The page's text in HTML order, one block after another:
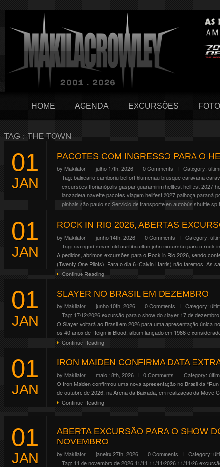
HOME AGENDA EXCURSÕES
TAG : THE TOWN
01
JAN
PACOTES COM INGRESSO PARA O
by Makilator julho 17th, 2026 0 Comments Category:
Tag: balneario camboriubelfortblumenaubrusquecaravana
excursões florianópolis gasparguaramirimhellfesthellfest 2027
lanzaderanavettepacotes viagem hellfest 2027palhoçaparaná
pinhais são paulosc Servicio de transporte en autobús shuttlesp
Altar . Crypt . Forge . Mainstage 01 . Mainstage 02 . Riot . Temple
01
JAN
ROCK IN RIO 2026, ABERTAS
by Makilator junho 14th, 2026 0 Comments Category:
Tag: avenged sevenfoldcuritibaelton johnexcursão para o rock
A pedidos, abrimos excursões para o Rock in Rio 2026, sendo
(Twenty One Pilots). Para o dia 6 (Calvin Harris) não faremos. As
Continue Reading
01
JAN
SLAYER NO BRASIL EM DEZEMBRO
by Makilator junho 10th, 2026 0 Comments Category:
Tag: 17/12/2026excursão para o show do slayer 17 de dezembro
O Slayer voltará ao Brasil em 2026 para uma apresentação única
os 40 anos de Reign in Blood, álbum lançado em 1986 e
Continue Reading
01
JAN
IRON MAIDEN CONFIRMA DATA
by Makilator maio 18th, 2026 0 Comments Category:
O Iron Maiden confirmou uma nova apresentação no Brasil da
de outubro de 2026, na Arena da Baixada, em realização da
Continue Reading
01
JAN
ABERTA EXCURSÃO PARA O SHOW
NOVEMBRO
by Makilator janeiro 27th, 2026 0 Comments Category:
Tag: 11 de novembro de 2026 11/11 11/11/2026 11/11/26